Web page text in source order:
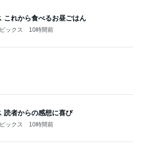
これから食べるお昼ごはん
ックス 10時間前
可愛すぎる愛犬の寝顔
ックス 11時間前